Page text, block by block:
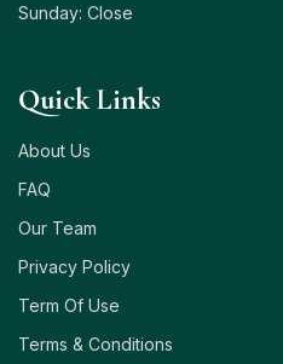
Sunday: Close
Quick Links
About Us
FAQ
Our Team
Privacy Policy
Term Of Use
Terms & Conditions